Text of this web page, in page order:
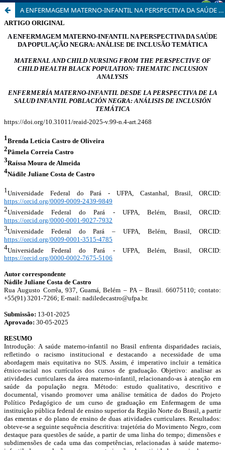
A ENFERMAGEM MATERNO-INFANTIL NA PERSPECTIVA DA SAÚDE DA POPULAÇÃO NEGRA: ANÁLISE DE INCLUSÃO TEMÁTICA